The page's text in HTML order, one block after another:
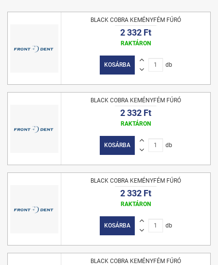
BLACK COBRA KEMÉNYFÉM FÚRÓ
2 332 Ft
RAKTÁRON
KOSÁRBA db
BLACK COBRA KEMÉNYFÉM FÚRÓ
2 332 Ft
RAKTÁRON
KOSÁRBA db
BLACK COBRA KEMÉNYFÉM FÚRÓ
2 332 Ft
RAKTÁRON
KOSÁRBA db
BLACK COBRA KEMÉNYFÉM FÚRÓ